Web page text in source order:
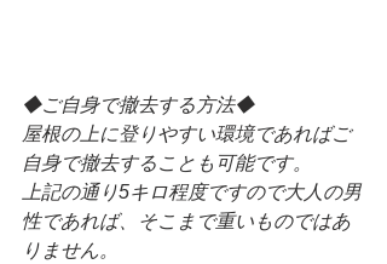
◆ご自身で撤去する方法◆
屋根の上に登りやすい環境であればご
自身で撤去することも可能です。
上記の通り5キロ程度ですので大人の男
性であれば、そこまで重いものではあ
りません。